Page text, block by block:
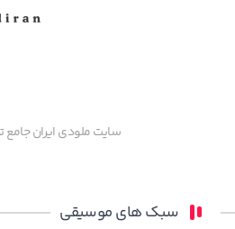
سایت ملودی ایران جامع
سبک های موسیقی